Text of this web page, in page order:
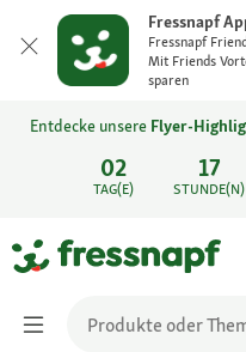
Fressnapf
Fressnapf
Mit Friends
sparen
02
TAG(E)
17
STUNDE(N)
Entdecke unsere Flyer-